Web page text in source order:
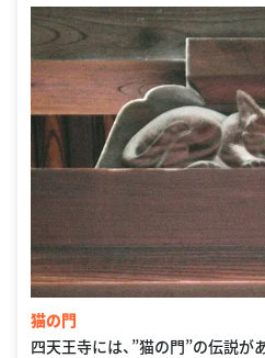
猫の門
四天王寺には、”猫の門”の伝説が